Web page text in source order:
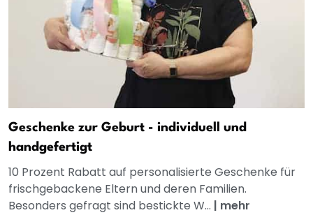
Geschenke zur Geburt - individuell und
handgefertigt
10 Prozent Rabatt auf personalisierte Geschenke für
frischgebackene Eltern und deren Familien.
Besonders gefragt sind bestickte W... | mehr